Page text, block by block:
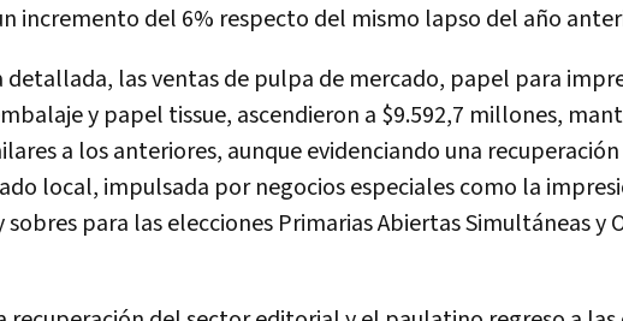
incremento del 6% respecto del mismo lapso del año
detallada, las ventas de pulpa de mercado, papel para
y papel tissue, ascendieron a $9.592,7 millones,
a los anteriores, aunque evidenciando una
local, impulsada por negocios especiales como la
sobres para las elecciones Primarias Abiertas Simultáneas y